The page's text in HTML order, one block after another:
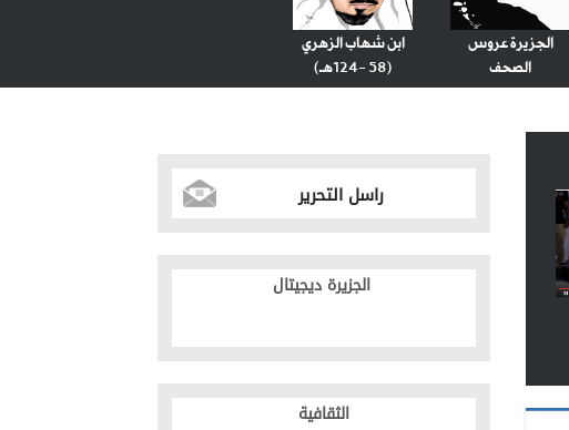
الجزيرة عروس
الصحف
ابن شهاب الزهري
(58 -124هـ)
راسل التحرير
الجزيرة ديجيتال
الثقافية